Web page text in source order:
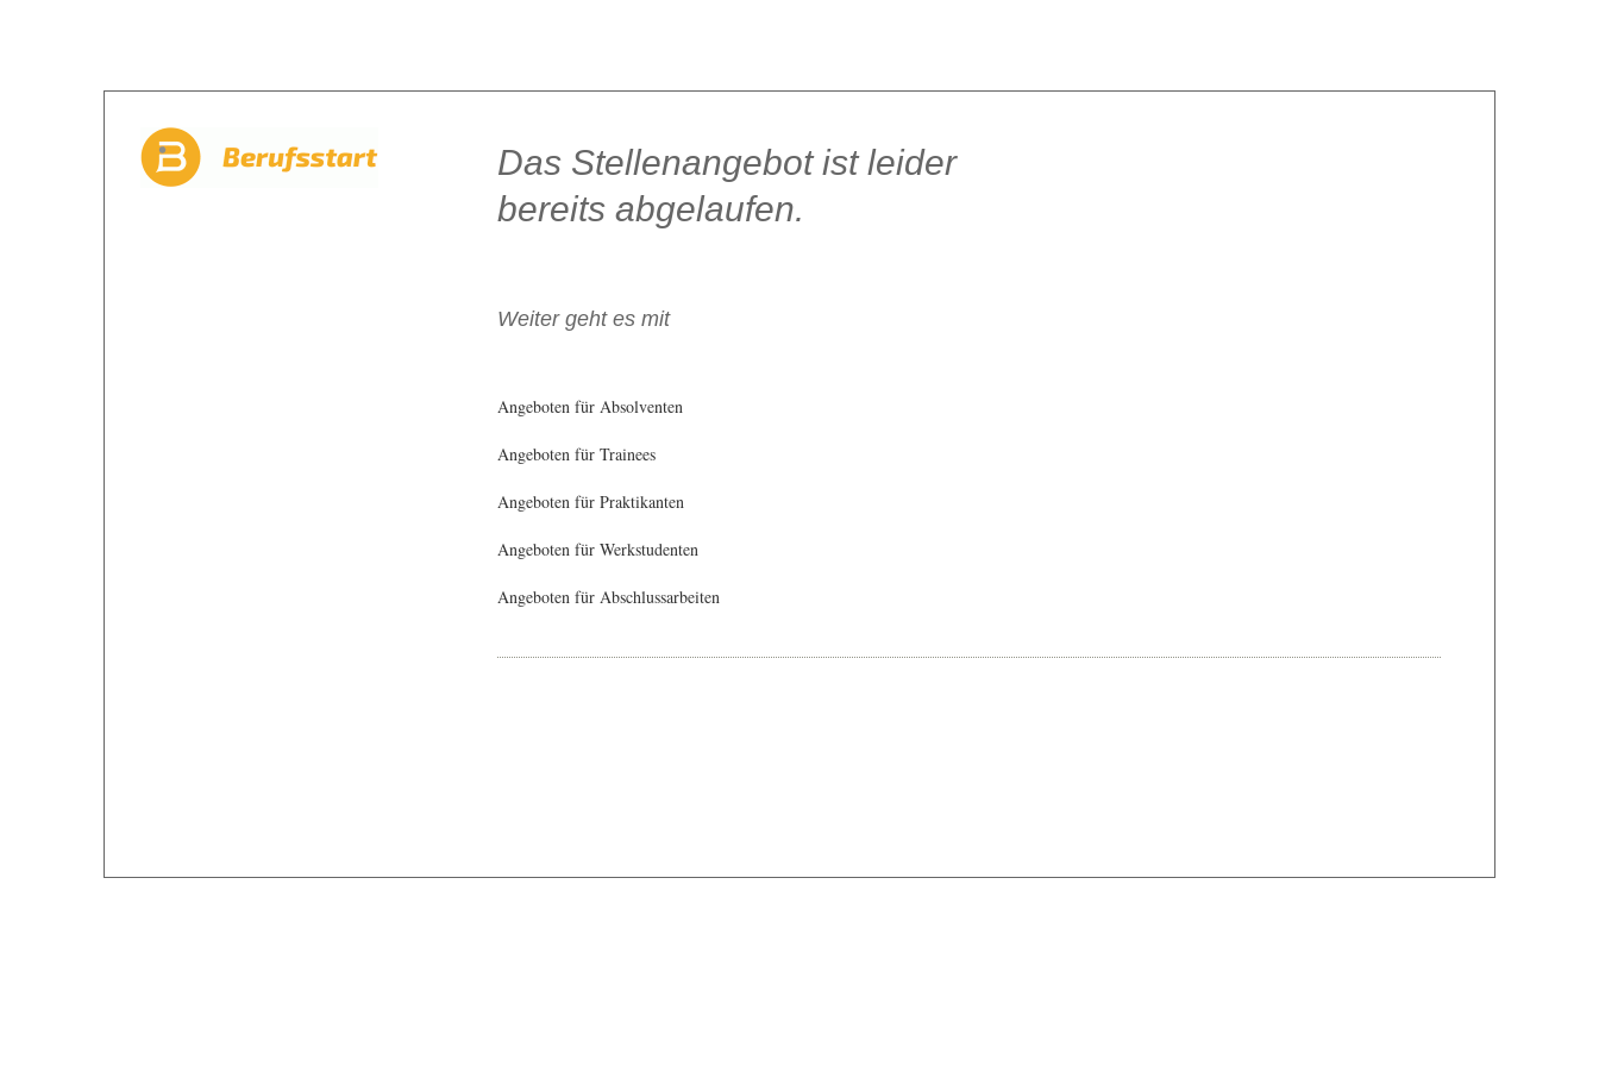
Das Stellenangebot ist leider
bereits abgelaufen.
Weiter geht es mit
Angeboten für Absolventen
Angeboten für Trainees
Angeboten für Praktikanten
Angeboten für Werkstudenten
Angeboten für Abschlussarbeiten